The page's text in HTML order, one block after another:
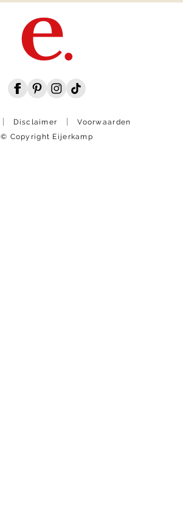
Disclaimer
Voorwaarden
© Copyright Eijerkamp